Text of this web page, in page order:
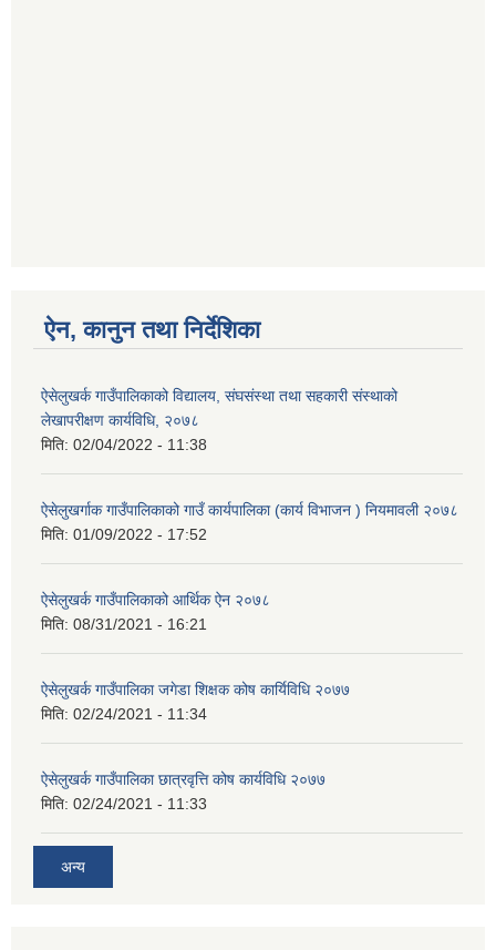
ऐन, कानुन तथा निर्देशिका
ऐसेलुखर्क गाउँपालिकाको विद्यालय, संघसंस्था तथा सहकारी संस्थाको
लेखापरीक्षण कार्यविधि, २०७८
मिति: 02/04/2022 - 11:38
ऐसेलुखर्गाक गाउँपालिकाको गाउँ कार्यपालिका (कार्य विभाजन ) नियमावली २०७८
मिति: 01/09/2022 - 17:52
ऐसेलुखर्क गाउँपालिकाको आर्थिक ऐन २०७८
मिति: 08/31/2021 - 16:21
ऐसेलुखर्क गाउँपालिका जगेडा शिक्षक कोष कार्यिविधि २०७७
मिति: 02/24/2021 - 11:34
ऐसेलुखर्क गाउँपालिका छात्रवृत्ति कोष कार्यविधि २०७७
मिति: 02/24/2021 - 11:33
अन्य